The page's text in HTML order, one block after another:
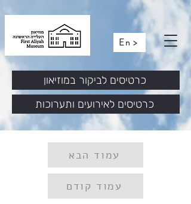
En >
כרטיסים לאירועים ותערוכות
כרטיסים לביקור במוזיאון
עמוד הבא
עמוד קודם